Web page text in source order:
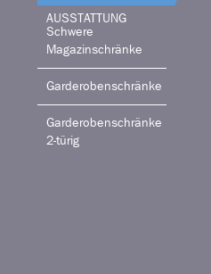
AUSSTATTUNG
Schwere
Magazinschränke
Garderobenschränke
Garderobenschränke
2-türig